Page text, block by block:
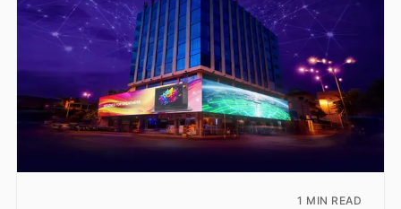
1 MIN READ